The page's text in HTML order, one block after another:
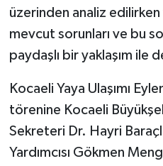
üzerinden analiz edilirken
mevcut sorunları ve bu
paydaşlı bir yaklaşım ile
Kocaeli Yaya Ulaşımı
törenine Kocaeli
Sekreteri Dr. Hayri
Yardımcısı Gökmen